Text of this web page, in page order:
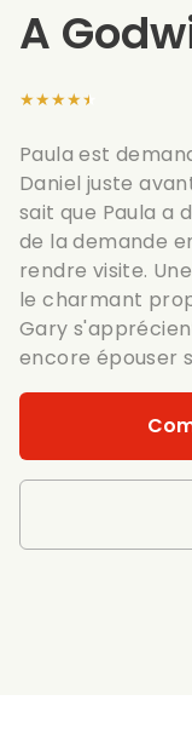
A
★★★★★
Paula est
Daniel juste
sait que Paula a
de la demande
rendre visite.
le charmant
Gary
encore épouser